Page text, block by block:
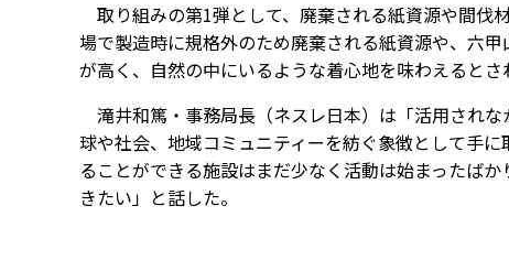
取り組みの第1弾として、廃棄される紙資源や間伐
場で製造時に規格外のため廃棄される紙資源や、六
が高く、自然の中にいるような着心地を味わえるとさ
滝井和篤・事務局長（ネスレ日本）は「活用され
球や社会、地域コミュニティーを紡ぐ象徴として手
ることができる施設はまだ少なく活動は始まったば
きたい」と話した。